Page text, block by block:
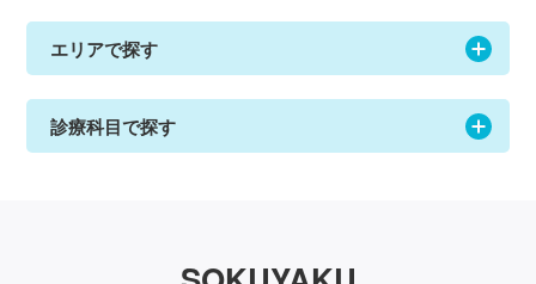
エリアで探す
診療科目で探す